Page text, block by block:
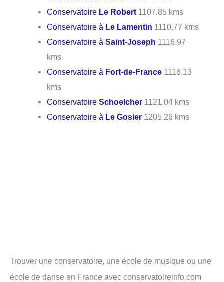
Conservatoire Le Robert 1107.85 kms
Conservatoire à Le Lamentin 1110.77 kms
Conservatoire àSaint-Joseph 1116.97
kms
Conservatoire à Fort-de-France 1118.13
kms
ConservatoireSchoelcher 1121.04 kms
Conservatoire à Le Gosier 1205.26 kms
Trouver une conservatoire, une école de musique ou une
école de danse en France avec conservatoireinfo.com